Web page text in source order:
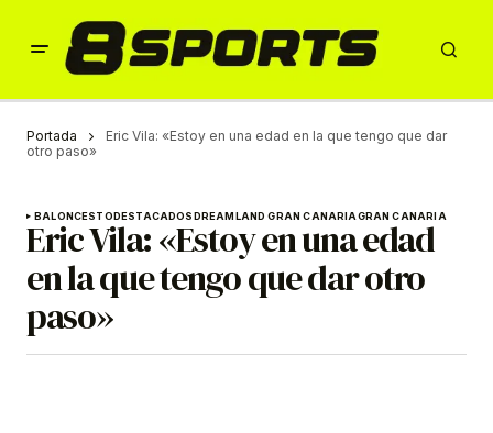
Portada
Eric Vila: «Estoy en una edad en la que tengo que dar
otro paso»
BALONCESTODESTACADOSDREAMLAND GRAN CANARIAGRAN CANARIA
Eric Vila: «Estoy en una edad
en la que tengo que dar otro
paso»